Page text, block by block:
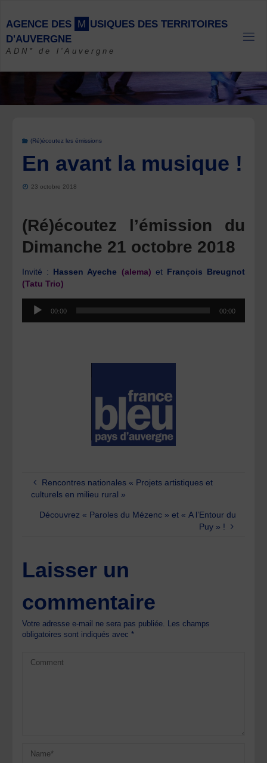
content
AGENCE DES M USIQUES DES TERRITOIRES
D'AUVERGNE
ADN* de l'Auvergne
(Ré)écoutez les émissions
En avant la musique !
23 octobre 2018
(Ré)écoutez l’émission du
Dimanche 21 octobre 2018
Invité : Hassen Ayeche (alema) et François Breugnot
(Tatu Trio)
Lecteur
audio
00:00 00:00
Rencontres nationales « Projets artistiques et
culturels en milieu rural »
Découvrez « Paroles du Mézenc » et « A l’Entour du
Puy » !
Laisser un
commentaire
Votre adresse e-mail ne sera pas publiée. Les champs
obligatoires sont indiqués avec*